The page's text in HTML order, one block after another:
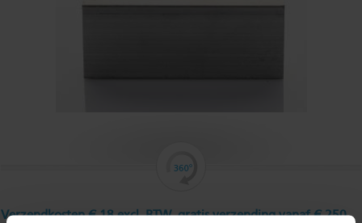
Verzendkosten € 18 excl. BTW, gratis verzending vanaf € 250